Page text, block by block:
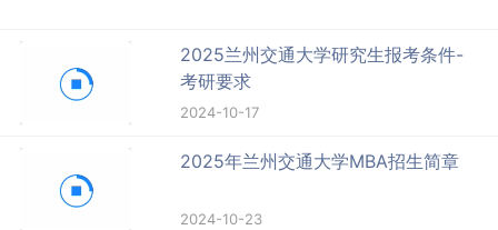
2025兰州交通大学研究生报考条件-
考研要求
2024-10-17
2025年兰州交通大学MBA招生简章
2024-10-23